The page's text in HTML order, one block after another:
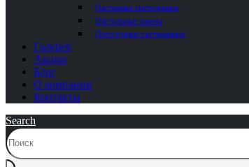
Настенные светильники
Настольные лампы
Потолочные светильники
Галерея
Акции
Блог
О компании
Контакты
Search